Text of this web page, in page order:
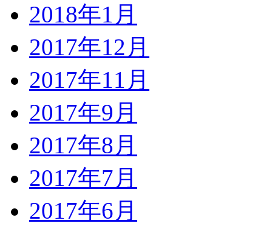
2018年1月
2017年12月
2017年11月
2017年9月
2017年8月
2017年7月
2017年6月